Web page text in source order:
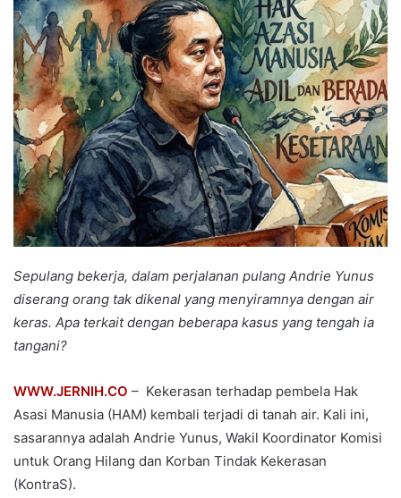
Sepulang bekerja, dalam perjalanan pulang Andrie Yunus
diserang orang tak dikenal yang menyiramnya dengan air
keras. Apa terkait dengan beberapa kasus yang tengah ia
tangani?
WWW.JERNIH.CO – Kekerasan terhadap pembela Hak
Asasi Manusia (HAM) kembali terjadi di tanah air. Kali ini,
sasarannya adalah Andrie Yunus, Wakil Koordinator Komisi
untuk Orang Hilang dan Korban Tindak Kekerasan
(KontraS).